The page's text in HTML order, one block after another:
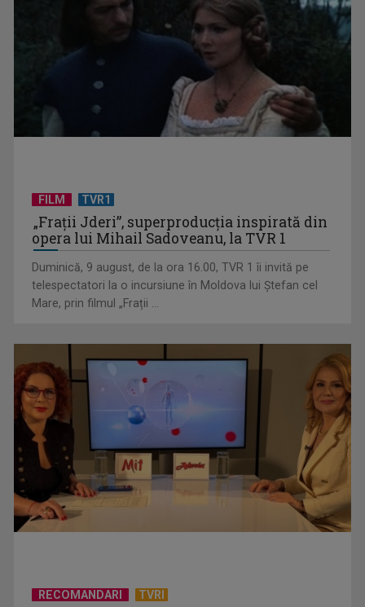
(P) Deratizare și dezinsecție: cum rezolvi o infestare de la
primele semne ...
FILM TVR1
„Frații Jderi”, superproducția inspirată din
opera lui Mihail Sadoveanu, la TVR 1
Duminică, 9 august, de la ora 16.00, TVR 1 îi invită pe
telespectatori la o incursiune în Moldova lui Ștefan cel
Mare, prin filmul „Frații ...
RECOMANDARI TVRI